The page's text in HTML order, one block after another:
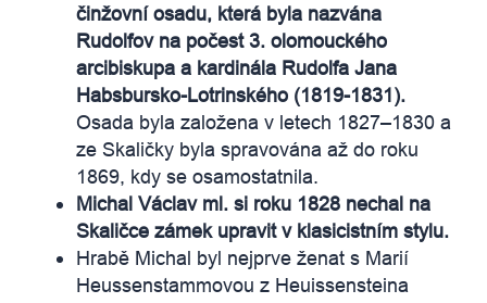
činžovní osadu, která byla nazvána
Rudolfov na počest 3. olomouckého
arcibiskupa a kardinála Rudolfa Jana
Habsbursko-Lotrinského (1819-1831).
Osada byla založena v letech 1827–1830 a
ze Skaličky byla spravována až do roku
1869, kdy se osamostatnila.
Michal Václav ml. si roku 1828 nechal na
Skaličce zámek upravit v klasicistním stylu.
Hrabě Michal byl nejprve ženat s Marií
Heussenstammovou z Heuissensteina